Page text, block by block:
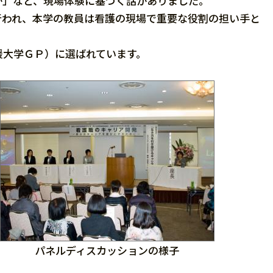
、本学の教員は看護の現場で重要な役割の担い手と
ＧＰ）に選ばれています。
パネルディスカッションの様子